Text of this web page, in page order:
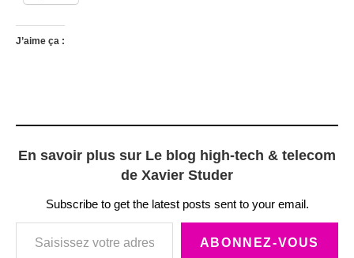
J’aime ça :
En savoir plus sur Le blog high-tech & telecom
de Xavier Studer
Subscribe to get the latest posts sent to your email.
Saisissez votre adresse e-mail…
ABONNEZ-VOUS